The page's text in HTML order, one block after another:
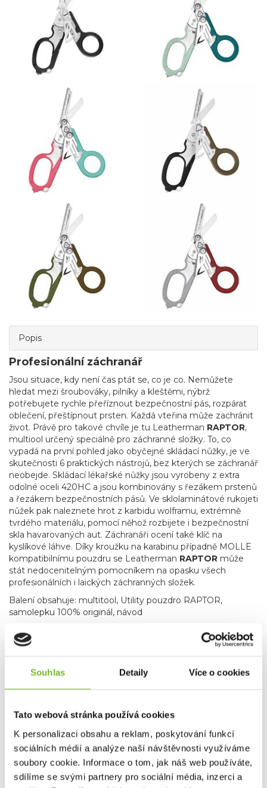
Souhlas Detaily Více o cookies
Tato webová stránka používá cookies
K personalizaci obsahu a reklam, poskytování funkcí
sociálních médií a analýze naší návštěvnosti využíváme
soubory cookie. Informace o tom, jak náš web používáte,
sdílíme se svými partnery pro sociální média, inzerci a
Popis
Profesionální záchranář
Jsou situace, kdy není čas ptát se, co je co. Nemůžete
hledat mezi šroubováky, pilníky a kleštěmi, nýbrž
potřebujete rychle přeříznout bezpečnostní pás, rozpárat
oblečení, přeštípnout prsten. Každá vteřina může zachránit
život. Právě pro takové chvíle je tu Leatherman RAPTOR,
multiool určený speciálně pro záchranné složky. To, co
vypadá na první pohled jako obyčejné skládací nůžky, je ve
skutečnosti 6 praktických nástrojů, bez kterých se záchranář
neobejde. Skládací lékařské nůžky jsou vyrobeny z extra
odolné oceli 420HC a jsou kombinovány s řezákem prstenů
a řezákem bezpečnostních pásů. Ve sklolaminátové rukojeti
nůžek pak naleznete hrot z karbidu wolframu, extrémně
tvrdého materiálu, pomocí něhož rozbijete i bezpečnostní
skla havarovaných aut. Záchranáři ocení také klíč na
kyslíkové láhve. Díky kroužku na karabinu případně MOLLE
kompatibilnímu pouzdru se Leatherman RAPTOR může
stát nedocenitelným pomocníkem na opasku všech
profesionálních i laických záchranných složek.
Balení obsahuje: multitool, Utility pouzdro RAPTOR,
samolepku 100% originál, návod
PARAMETRY
Délka nůžek: 4.8 cm